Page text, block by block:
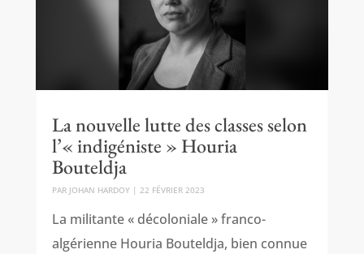
La nouvelle lutte des classes selon
l’« indigéniste » Houria
Bouteldja
PAR JOHAN HARDOY| 22 FÉVRIER 2023
La militante « décoloniale » franco-
algérienne Houria Bouteldja, bien connue